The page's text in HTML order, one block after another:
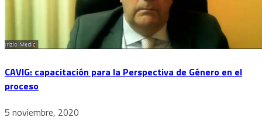
CAVIG: capacitación para la Perspectiva de Género en el
proceso
5 noviembre, 2020